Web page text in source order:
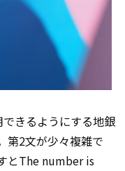
きるようにする地銀
第2文が少々複雑で
とThe number is